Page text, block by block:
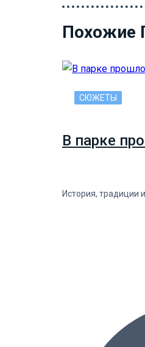
Похожие
СЮЖЕТЫ
В парке
История, традиции